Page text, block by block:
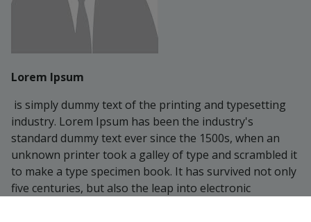
Lorem Ipsum
is simply dummy text of the printing and typesetting
industry. Lorem Ipsum has been the industry's
standard dummy text ever since the 1500s, when an
unknown printer took a galley of type and scrambled it
to make a type specimen book. It has survived not only
five centuries, but also the leap into electronic